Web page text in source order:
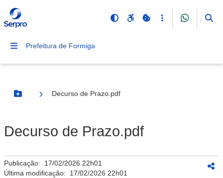
Prefeitura de Formiga
Botão Menu
Decurso de Prazo.pdf
Decurso de Prazo.pdf
Publicação: 17/02/2026 22h01
Última modificação: 17/02/2026 22h01